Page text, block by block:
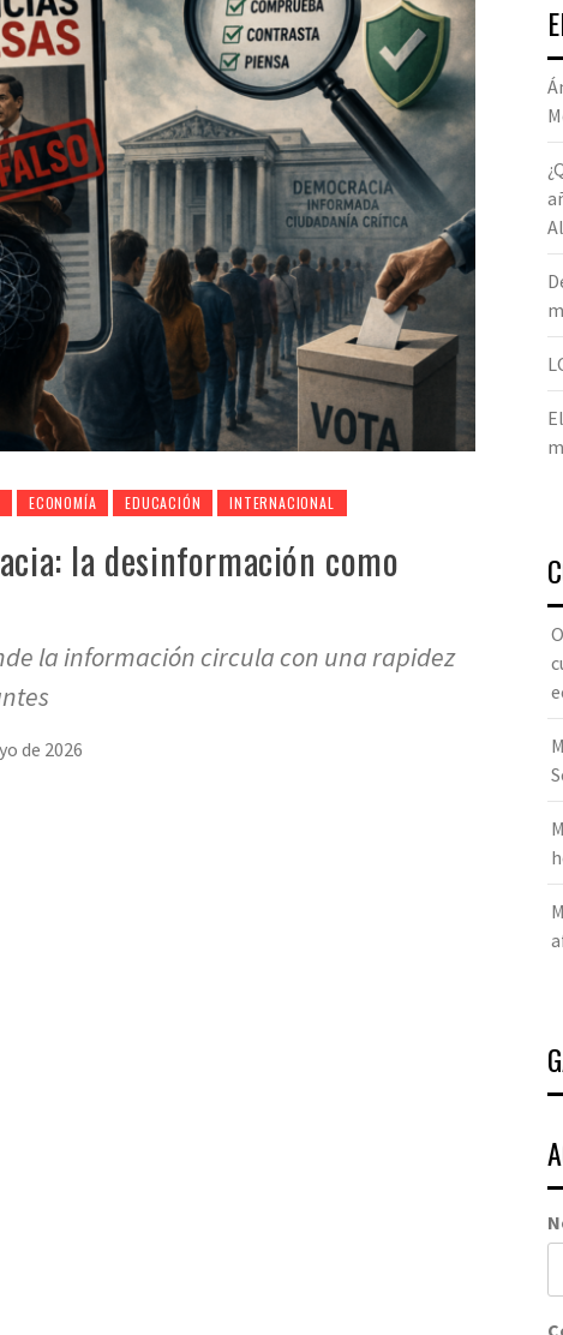
ECONOMÍA EDUCACIÓN INTERNACIONAL
la desinformación como
la información circula con una rapidez
de 2026